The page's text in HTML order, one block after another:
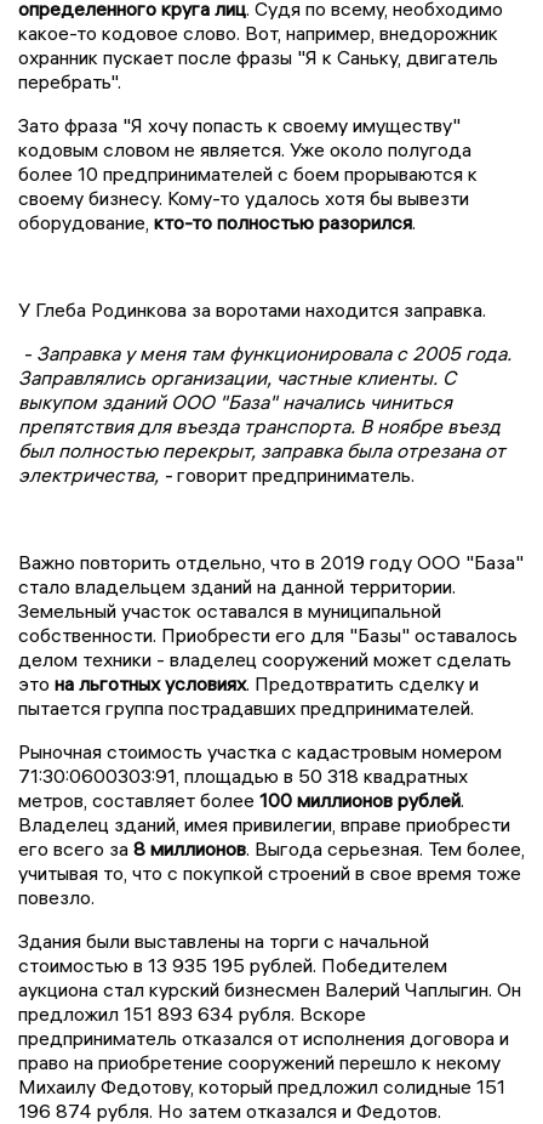
определенного круга лиц. Судя по всему, необходимо
какое-то кодовое слово. Вот, например, внедорожник
охранник пускает после фразы "Я к Саньку, двигатель
перебрать".
Зато фраза "Я хочу попасть к своему имуществу"
кодовым словом не является. Уже около полугода
более 10 предпринимателей с боем прорываются к
своему бизнесу. Кому-то удалось хотя бы вывезти
оборудование, кто-то полностью разорился.
У Глеба Родинкова за воротами находится заправка.
- Заправка у меня там функционировала с 2005 года.
Заправлялись организации, частные клиенты. С
выкупом зданий ООО "База" начались чиниться
препятствия для въезда транспорта. В ноябре въезд
был полностью перекрыт, заправка была отрезана от
электричества, - говорит предприниматель.
Важно повторить отдельно, что в 2019 году ООО "База"
стало владельцем зданий на данной территории.
Земельный участок оставался в муниципальной
собственности. Приобрести его для "Базы" оставалось
делом техники - владелец сооружений может сделать
это на льготных условиях. Предотвратить сделку и
пытается группа пострадавших предпринимателей.
Рыночная стоимость участка с кадастровым номером
71:30:0600303:91, площадью в 50 318 квадратных
метров, составляет более 100 миллионов рублей.
Владелец зданий, имея привилегии, вправе приобрести
его всего за 8 миллионов. Выгода серьезная. Тем более,
учитывая то, что с покупкой строений в свое время тоже
повезло.
Здания были выставлены на торги с начальной
стоимостью в 13 935 195 рублей. Победителем
аукциона стал курский бизнесмен Валерий Чаплыгин. Он
предложил 151 893 634 рубля. Вскоре
предприниматель отказался от исполнения договора и
право на приобретение сооружений перешло к некому
Михаилу Федотову, который предложил солидные 151
196 874 рубля. Но затем отказался и Федотов.